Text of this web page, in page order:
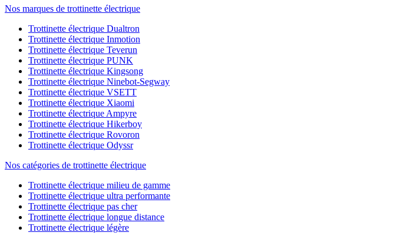
Nos marques de trottinette électrique
Trottinette électrique Dualtron
Trottinette électrique Inmotion
Trottinette électrique Teverun
Trottinette électrique PUNK
Trottinette électrique Kingsong
Trottinette électrique Ninebot-Segway
Trottinette électrique VSETT
Trottinette électrique Xiaomi
Trottinette électrique Ampyre
Trottinette électrique Hikerboy
Trottinette électrique Rovoron
Trottinette électrique Odyssr
Nos catégories de trottinette électrique
Trottinette électrique milieu de gamme
Trottinette électrique ultra performante
Trottinette électrique pas cher
Trottinette électrique longue distance
Trottinette électrique légère